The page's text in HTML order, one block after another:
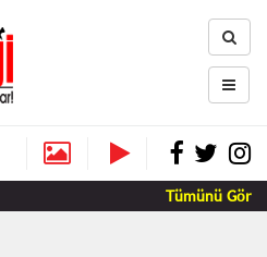
Tümünü Gör